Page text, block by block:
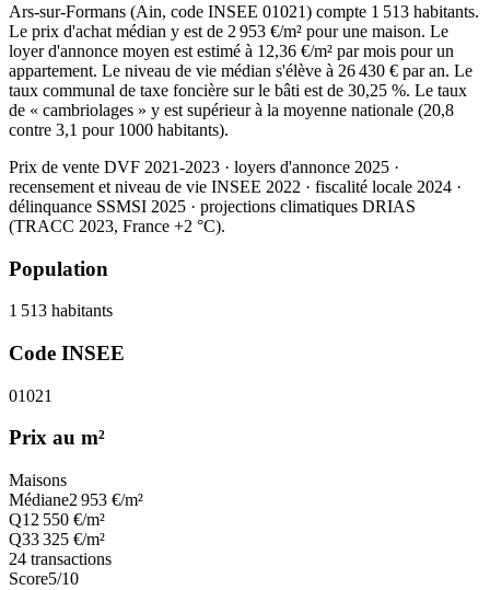
Ars-sur-Formans (Ain, code INSEE 01021) compte 1 513 habitants.
Le prix d'achat médian y est de 2 953 €/m² pour une maison. Le
loyer d'annonce moyen est estimé à 12,36 €/m² par mois pour un
appartement. Le niveau de vie médian s'élève à 26 430 € par an. Le
taux communal de taxe foncière sur le bâti est de 30,25 %. Le taux
de « cambriolages » y est supérieur à la moyenne nationale (20,8
contre 3,1 pour 1000 habitants).
Prix de vente DVF 2021-2023 · loyers d'annonce 2025 ·
recensement et niveau de vie INSEE 2022 · fiscalité locale 2024 ·
délinquance SSMSI 2025 · projections climatiques DRIAS
(TRACC 2023, France +2 °C).
Population
1 513 habitants
Code INSEE
01021
Prix au m²
Maisons
Médiane2 953 €/m²
Q1 2 550 €/m²
Q33 325 €/m²
24 transactions
Score5/10